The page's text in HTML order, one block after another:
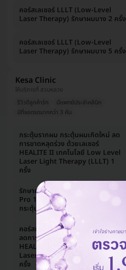
คอร์สเลเซอร์ LLLT (Low-Level
Laser Therapy) รักษาผมบาง 2 ครั้ง
คอร์สเลเซอร์ LLLT (Low-Level
Laser Therapy) รักษาผมบาง 5 ครั้ง
Kesa Clinic
ให้บริการที่ สวนหลวง
รีวิวดีลูกค้ารัก
มีแพทย์ประจำคลินิก
มีที่จอดรถมากกว่า 3 คัน
กระตุ้นรากผม กระตุ้นผมเกิดใหม่ ลด
การขาดหลุดร่วง ด้วยเลเซอร์
HEALITE II เทคโนโลยี Low Level
Laser Light Therapy (LLLT) 1
ครั้ง
รักษาผมร่วง ผมบาง ด้วยเทคนิค PRF
Pro 1 ครั้ง ฟรี! เลเซอร์ HEALITE II
กระตุ้นรากผม 1 ครั้ง
คอร์สกระตุ้นรากผม กระตุ้นผมเกิดใหม่
ลดการขาดหลุดร่วง ด้วยเลเซอร์
HEALITE II เทคโนโลยี Low Level
Laser Light Therapy (LLLT) 6
ครั้ง